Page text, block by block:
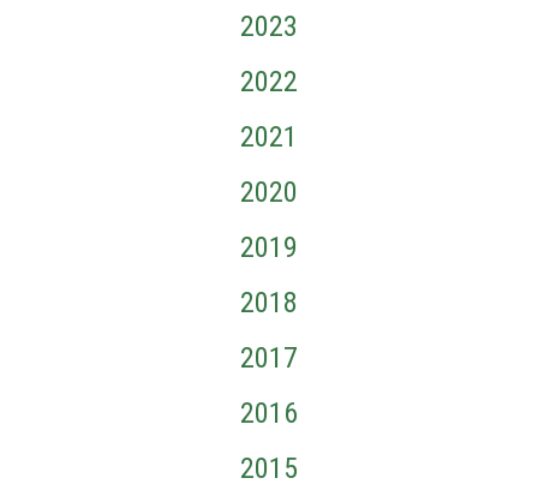
2023
2022
2021
2020
2019
2018
2017
2016
2015